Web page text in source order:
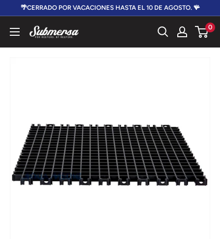
contenido
🌴CERRADO POR VACACIONES HASTA EL 10 DE AGOSTO. 🪸
Submersa 0